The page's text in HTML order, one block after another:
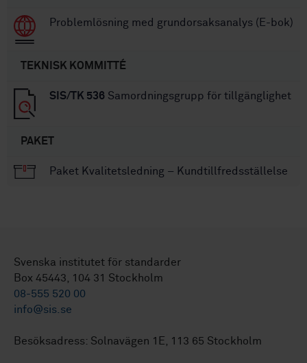
Problemlösning med grundorsaksanalys (E-bok)
TEKNISK KOMMITTÉ
SIS/TK 536 Samordningsgrupp för tillgänglighet
PAKET
Paket Kvalitetsledning – Kundtillfredsställelse
Svenska institutet för standarder
Box 45443, 104 31 Stockholm
08-555 520 00
info@sis.se
Besöksadress: Solnavägen 1E, 113 65 Stockholm